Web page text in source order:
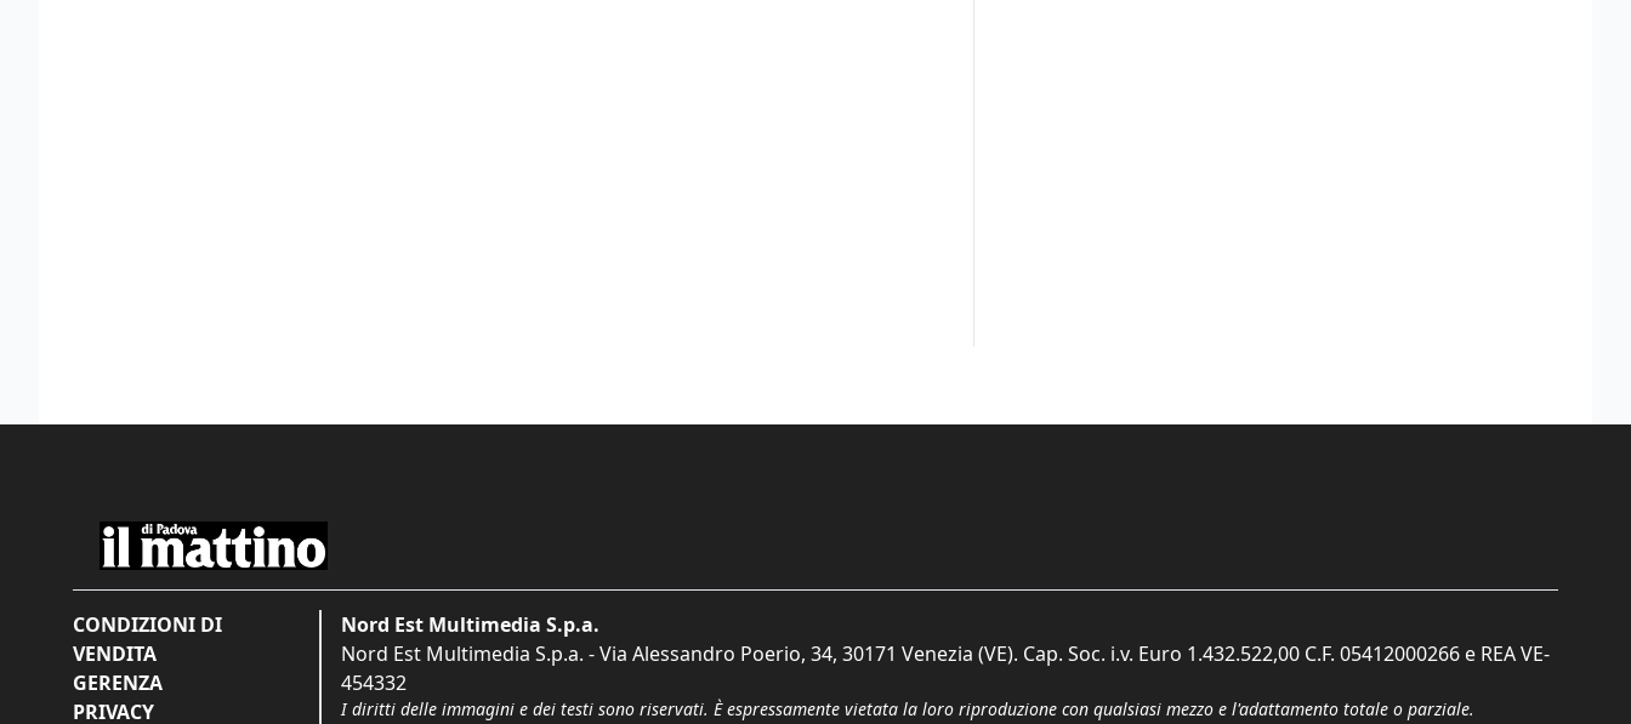
CONDIZIONI DI
VENDITA
GERENZA
PRIVACY
Nord Est Multimedia S.p.a.
Nord Est Multimedia S.p.a. - Via Alessandro Poerio, 34, 30171 Venezia (VE). Cap. Soc. i.v. Euro 1.432.522,00 C.F. 05412000266 e REA VE-
454332
I diritti delle immagini e dei testi sono riservati. È espressamente vietata la loro riproduzione con qualsiasi mezzo e l'adattamento totale o parziale.